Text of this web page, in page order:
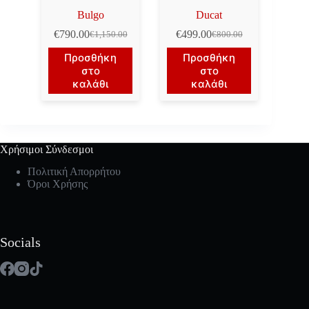
Bulgo
€1,150.00
Original
price
was:
€1,150.00.
€790.00Η
τρέχουσα
τιμή
είναι:
€790.00.
Προσθήκη
στο
καλάθι
Ducat
€800.00
Original
price
was:
€800.00.
€499.00Η
τρέχουσα
τιμή
είναι:
€499.00.
Προσθήκη
στο
καλάθι
Χρήσιμοι Σύνδεσμοι
Πολιτική Απορρήτου
Όροι Χρήσης
Socials